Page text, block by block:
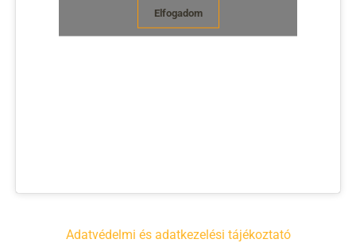
Elfogadom
Adatvédelmi és adatkezelési tájékoztató